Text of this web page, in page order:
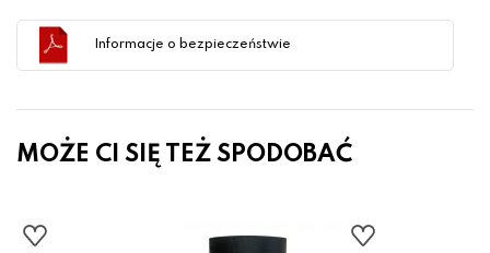
Informacje o bezpieczeństwie
MOŻE CI SIĘ TEŻ SPODOBAĆ